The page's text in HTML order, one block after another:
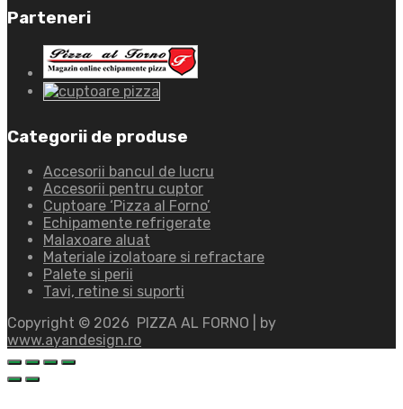
Parteneri
Categorii de produse
Accesorii bancul de lucru
Accesorii pentru cuptor
Cuptoare ‘Pizza al Forno’
Echipamente refrigerate
Malaxoare aluat
Materiale izolatoare si refractare
Palete si perii
Tavi, retine si suporti
Copyright © 2026 PIZZA AL FORNO | by
www.ayandesign.ro